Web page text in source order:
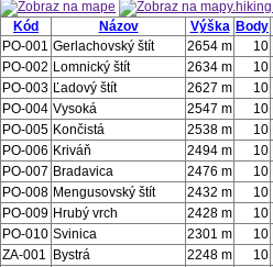
Kód Názov Výška Body
PO-001 Gerlachovský štít 2654 m 10
PO-002 Lomnický štít 2634 m 10
PO-003 Ľadový štít 2627 m 10
PO-004 Vysoká 2547 m 10
PO-005 Končistá 2538 m 10
PO-006 Kriváň 2494 m 10
PO-007 Bradavica 2476 m 10
PO-008 Mengusovský štít 2432 m 10
PO-009 Hrubý vrch 2428 m 10
PO-010 Svinica 2301 m 10
ZA-001
Bystrá 2248 m 10